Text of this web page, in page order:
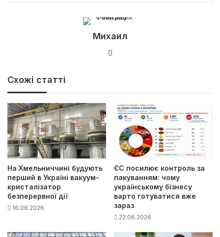
Михаил
Схожі статті
На Хмельниччині будують
перший в Україні вакуум-
кристалізатор
безперервної дії
16.06.2026
ЄС посилює контроль за
пакуванням: чому
українському бізнесу
варто готуватися вже
зараз
22.06.2026